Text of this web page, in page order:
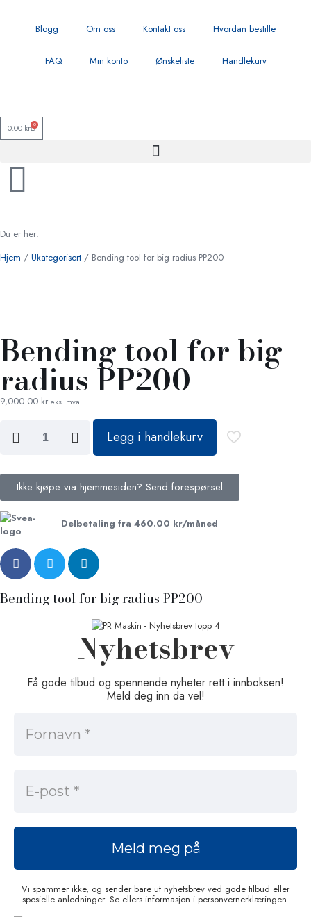
Blogg Om oss Kontakt oss Hvordan bestille
FAQ Min konto Ønskeliste Handlekurv
0.00 kr 0
Du er her:
Hjem / Ukategorisert / Bending tool for big radius PP200
Bending tool for big
radius PP200
9,000.00 kr eks. mva
Legg i handlekurv
Ikke kjøpe via hjemmesiden? Send forespørsel
Delbetaling fra 460.00 kr/måned
Bending tool for big radius PP200
Nyhetsbrev
Få gode tilbud og spennende nyheter rett i innboksen!
Meld deg inn da vel!
Vi spammer ikke, og sender bare ut nyhetsbrev ved gode tilbud eller
spesielle anledninger. Se ellers informasjon i personvernerklæringen.